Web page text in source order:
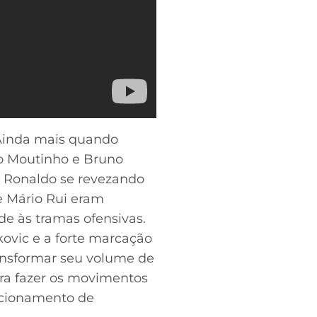
mais quando
Moutinho e Bruno
se revezando
Mário Rui eram
às tramas ofensivas.
e a forte marcação
seu volume de
fazer os movimentos
de